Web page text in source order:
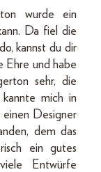
wurde ein
Da fiel die
kannst du dir
Ehre und habe
sehr, die
mich in
einen Designer
dem das
ein gutes
Entwürfe